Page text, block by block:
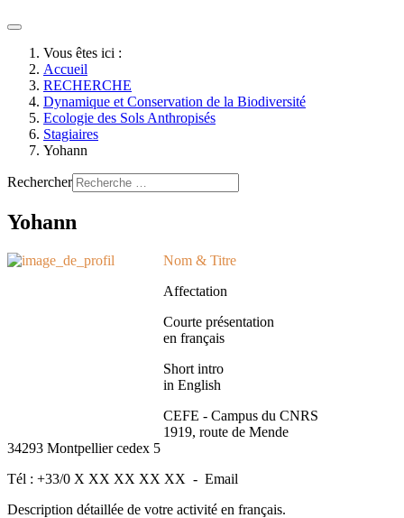
Vous êtes ici :
Accueil
RECHERCHE
Dynamique et Conservation de la Biodiversité
Ecologie des Sols Anthropisés
Stagiaires
Yohann
Rechercher
Yohann
Nom & Titre
Affectation
Courte présentation
en français
Short intro
in English
CEFE - Campus du CNRS
1919, route de Mende
34293 Montpellier cedex 5
Tél : +33/0 X XX XX XX XX - Email
Description détaillée de votre activité en français.